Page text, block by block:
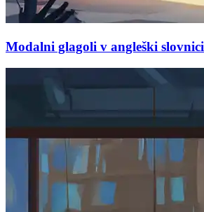
Modalni glagoli v angleški slovnici